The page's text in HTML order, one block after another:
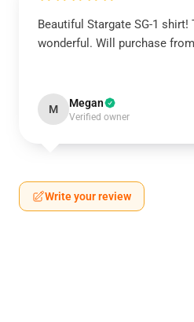
Beautiful Stargate SG-1
wonderful. Will purchase
M Megan
Verified owner
Write your review